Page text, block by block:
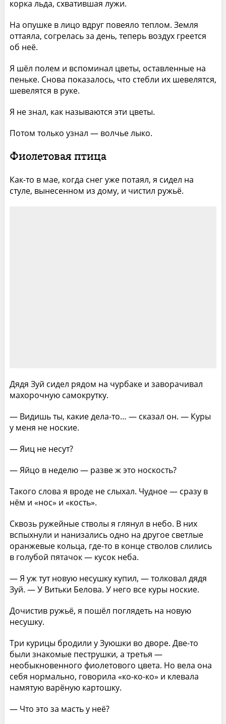
корка льда, схватившая лужи.
На опушке в лицо вдруг повеяло теплом. Земля
оттаяла, согрелась за день, теперь воздух греется
об неё.
Я шёл полем и вспоминал цветы, оставленные на
пеньке. Снова показалось, что стебли их шевелятся,
шевелятся в руке.
Я не знал, как называются эти цветы.
Потом только узнал — волчье лыко.
Фиолетовая птица
Как-то в мае, когда снег уже потаял, я сидел на
стуле, вынесенном из дому, и чистил ружьё.
Дядя Зуй сидел рядом на чурбаке и заворачивал
махорочную самокрутку.
— Видишь ты, какие дела-то… — сказал он. — Куры
у меня не ноские.
— Яиц не несут?
— Яйцо в неделю — разве ж это носкость?
Такого слова я вроде не слыхал. Чудное — сразу в
нём и «нос» и «кость».
Сквозь ружейные стволы я глянул в небо. В них
вспыхнули и нанизались одно на другое светлые
оранжевые кольца, где-то в конце стволов слились
в голубой пятачок — кусок неба.
— Я уж тут новую несушку купил, — толковал дядя
Зуй. — У Витьки Белова. У него все куры ноские.
Дочистив ружьё, я пошёл поглядеть на новую
несушку.
Три курицы бродили у Зуюшки во дворе. Две-то
были знакомые пеструшки, а третья —
необыкновенного фиолетового цвета. Но вела она
себя нормально, говорила «ко-ко-ко» и клевала
намятую варёную картошку.
— Что это за масть у неё?